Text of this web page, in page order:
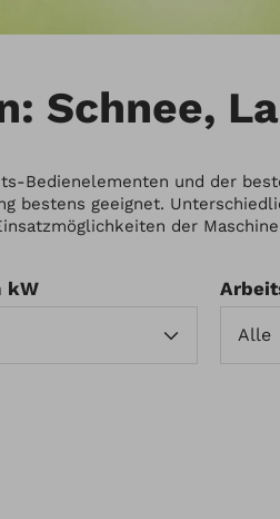
Schnee,
Bedienelementen und der
bestens geeignet.
der
kW
Alle